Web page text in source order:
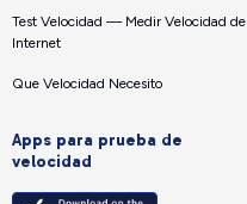
Test Velocidad — Medir Velocidad de
Internet
Que Velocidad Necesito
Apps para prueba de
velocidad